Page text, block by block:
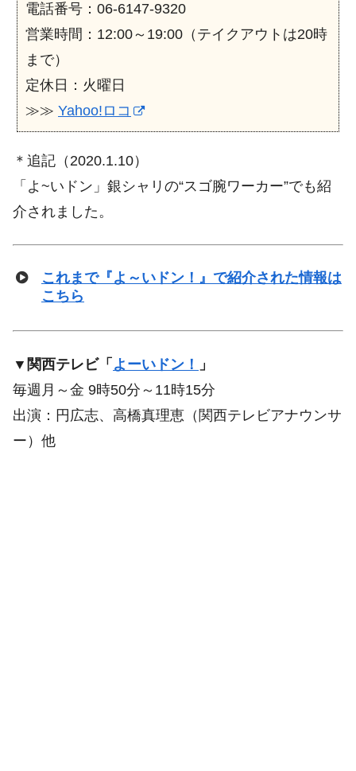
電話番号：06-6147-9320
営業時間：12:00～19:00（テイクアウトは20時
まで）
定休日：火曜日
≫≫ Yahoo!ロコ
＊追記（2020.1.10）
「よ~いドン」銀シャリの“スゴ腕ワーカー”でも紹
介されました。
これまで『よ～いドン！』で紹介された情報は
こちら
▼関西テレビ「 よーいドン！
」
毎週月～金 9時50分～11時15分
出演：円広志、高橋真理恵（関西テレビアナウンサ
ー）他